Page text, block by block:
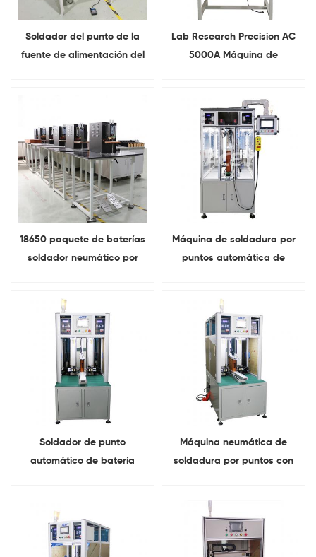
Soldador del punto de la
fuente de alimentación del
Lab Research Precision AC
5000A Máquina de
18650 paquete de baterías
soldador neumático por
níquel
Máquina de soldadura por
puntos automática de
cinta transportadora
Soldador de punto
automático de batería
de celda cilíndrica
Máquina neumática de
soldadura por puntos con